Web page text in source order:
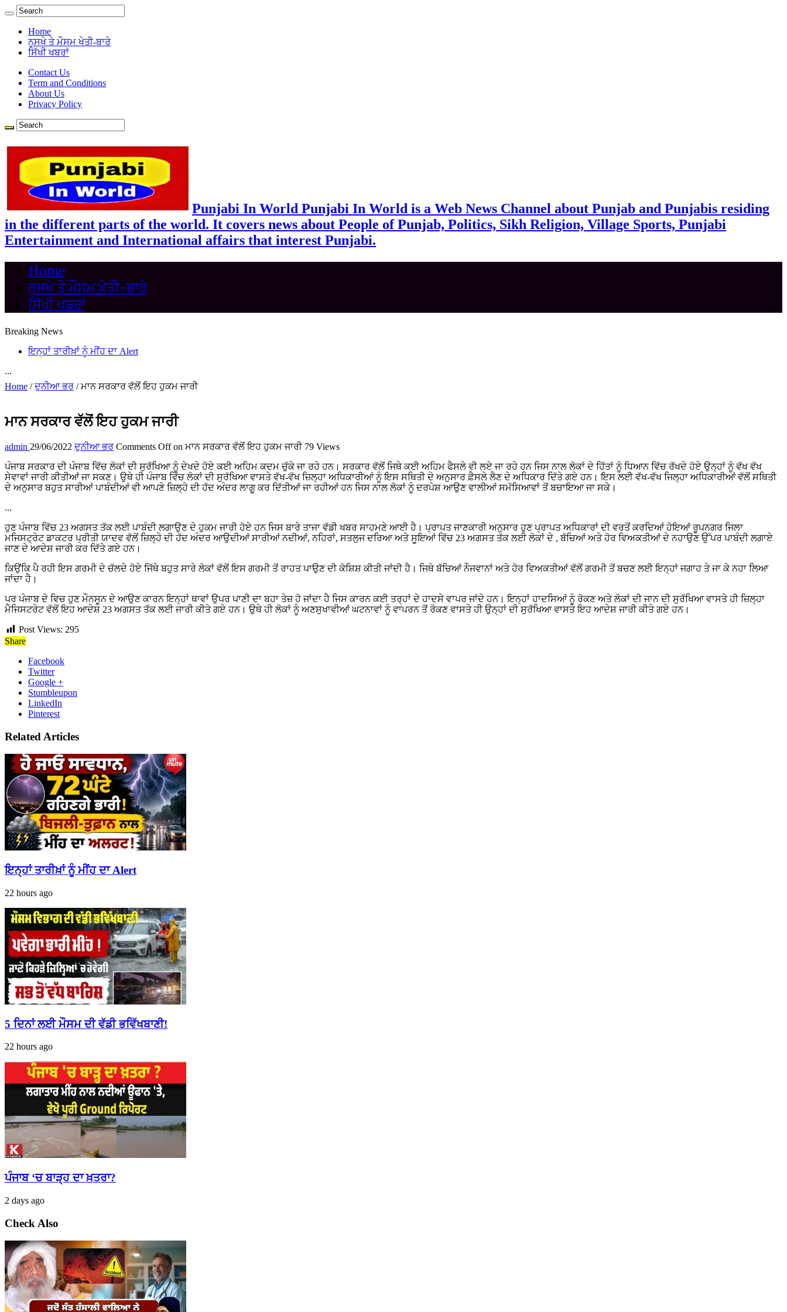
Home
ਨੁਸਖੇ ਤੇ ਮੌਸਮ ਖੇਤੀ-ਬਾਰੇ
ਸਿੱਖੀ ਖਬਰਾਂ
Contact Us
Term and Conditions
About Us
Privacy Policy
Punjabi In World Punjabi In World is a Web News Channel about Punjab and Punjabis residing
in the different parts of the world. It covers news about People of Punjab, Politics, Sikh Religion, Village Sports, Punjabi
Entertainment and International affairs that interest Punjabi.
Home
ਨੁਸਖੇ ਤੇ ਮੌਸਮ ਖੇਤੀ-ਬਾਰੇ
ਸਿੱਖੀ ਖਬਰਾਂ
Breaking News
ਇਨ੍ਹਾਂ ਤਾਰੀਖ਼ਾਂ ਨੂੰ ਮੀਂਹ ਦਾ Alert
...
Home / ਦੁਨੀਆ ਭਰ / ਮਾਨ ਸਰਕਾਰ ਵੱਲੋਂ ਇਹ ਹੁਕਮ ਜਾਰੀ
ਮਾਨ ਸਰਕਾਰ ਵੱਲੋਂ ਇਹ ਹੁਕਮ ਜਾਰੀ
admin 29/06/2022 ਦੁਨੀਆ ਭਰ Comments Offon ਮਾਨ ਸਰਕਾਰ ਵੱਲੋਂ ਇਹ ਹੁਕਮ ਜਾਰੀ 79 Views
ਪੰਜਾਬ ਸਰਕਾਰ ਦੀ ਪੰਜਾਬ ਵਿੱਚ ਲੋਕਾਂ ਦੀ ਸੁਰੱਖਿਆ ਨੂੰ ਦੇਖਦੇ ਹੋਏ ਕਈ ਅਹਿਮ ਕਦਮ ਚੁੱਕੇ ਜਾ ਰਹੇ ਹਨ। ਸਰਕਾਰ ਵੱਲੋਂ ਜਿਥੇ ਕਈ ਅਹਿਮ ਫੈਸਲੇ ਵੀ ਲਏ ਜਾ ਰਹੇ ਹਨ ਜਿਸ ਨਾਲ ਲੋਕਾਂ ਦੇ ਹਿੱਤਾਂ ਨੂੰ ਧਿਆਨ ਵਿੱਚ ਰੱਖਦੇ ਹੋਏ ਉਨ੍ਹਾਂ ਨੂੰ ਵੱਖ ਵੱਖ
ਸੇਵਾਵਾਂ ਜਾਰੀ ਕੀਤੀਆਂ ਜਾ ਸਕਣ। ਉਥੇ ਹੀ ਪੰਜਾਬ ਵਿੱਚ ਲੋਕਾਂ ਦੀ ਸੁਰੱਖਿਆ ਵਾਸਤੇ ਵੱਖ-ਵੱਖ ਜ਼ਿਲ੍ਹਾ ਅਧਿਕਾਰੀਆਂ ਨੂੰ ਇਸ ਸਥਿਤੀ ਦੇ ਅਨੁਸਾਰ ਫ਼ੈਸਲੇ ਲੈਣ ਦੇ ਅਧਿਕਾਰ ਦਿੱਤੇ ਗਏ ਹਨ। ਇਸ ਲਈ ਵੱਖ-ਵੱਖ ਜਿਲ੍ਹਾ ਅਧਿਕਾਰੀਆਂ ਵੱਲੋਂ ਸਥਿਤੀ
ਦੇ ਅਨੁਸਾਰ ਬਹੁਤ ਸਾਰੀਆਂ ਪਾਬੰਦੀਆਂ ਵੀ ਆਪਣੇ ਜ਼ਿਲ੍ਹੇ ਦੀ ਹੱਦ ਅੰਦਰ ਲਾਗੂ ਕਰ ਦਿੱਤੀਆਂ ਜਾ ਰਹੀਆਂ ਹਨ ਜਿਸ ਨਾਲ ਲੋਕਾਂ ਨੂੰ ਦਰਪੇਸ਼ ਆਉਣ ਵਾਲੀਆਂ ਸਮੱਸਿਆਵਾਂ ਤੋਂ ਬਚਾਇਆ ਜਾ ਸਕੇ।
...
ਹੁਣ ਪੰਜਾਬ ਵਿੱਚ 23 ਅਗਸਤ ਤੱਕ ਲਈ ਪਾਬੰਦੀ ਲਗਾਉਣ ਦੇ ਹੁਕਮ ਜਾਰੀ ਹੋਏ ਹਨ ਜਿਸ ਬਾਰੇ ਤਾਜਾ ਵੱਡੀ ਖਬਰ ਸਾਹਮਣੇ ਆਈ ਹੈ। ਪ੍ਰਾਪਤ ਜਾਣਕਾਰੀ ਅਨੁਸਾਰ ਹੁਣ ਪ੍ਰਾਪਤ ਅਧਿਕਾਰਾਂ ਦੀ ਵਰਤੋਂ ਕਰਦਿਆਂ ਹੋਇਆਂ ਰੂਪਨਗਰ ਜਿਲਾ
ਮਜਿਸਟ੍ਰੇਟ ਡਾਕਟਰ ਪ੍ਰੀਤੀ ਯਾਦਵ ਵੱਲੋਂ ਜ਼ਿਲ੍ਹੇ ਦੀ ਹੱਦ ਅੰਦਰ ਆਉਦੀਆਂ ਸਾਰੀਆਂ ਨਦੀਆਂ, ਨਹਿਰਾਂ, ਸਤਲੁਜ ਦਰਿਆ ਅਤੇ ਸੂਇਆਂ ਵਿੱਚ 23 ਅਗਸਤ ਤੱਕ ਲਈ ਲੋਕਾਂ ਦੇ , ਬੱਚਿਆਂ ਅਤੇ ਹੋਰ ਵਿਅਕਤੀਆਂ ਦੇ ਨਹਾਉਣ ਉੱਪਰ ਪਾਬੰਦੀ ਲਗਾਏ
ਜਾਣ ਦੇ ਆਦੇਸ਼ ਜਾਰੀ ਕਰ ਦਿੱਤੇ ਗਏ ਹਨ।
ਕਿਉਂਕਿ ਪੈ ਰਹੀ ਇਸ ਗਰਮੀ ਦੇ ਚੱਲਦੇ ਹੋਏ ਜਿੱਥੇ ਬਹੁਤ ਸਾਰੇ ਲੋਕਾਂ ਵੱਲੋਂ ਇਸ ਗਰਮੀ ਤੋਂ ਰਾਹਤ ਪਾਉਣ ਦੀ ਕੋਸ਼ਿਸ਼ ਕੀਤੀ ਜਾਂਦੀ ਹੈ। ਜਿਥੇ ਬੱਚਿਆਂ ਨੌਜਵਾਨਾਂ ਅਤੇ ਹੋਰ ਵਿਅਕਤੀਆਂ ਵੱਲੋਂ ਗਰਮੀ ਤੋਂ ਬਚਣ ਲਈ ਇਨ੍ਹਾਂ ਜਗਾਹ ਤੇ ਜਾ ਕੇ ਨਹਾ ਲਿਆ
ਜਾਂਦਾ ਹੈ।
ਪਰ ਪੰਜਾਬ ਦੇ ਵਿਚ ਹੁਣ ਮੌਨਸੂਨ ਦੇ ਆਉਣ ਕਾਰਨ ਇਨ੍ਹਾਂ ਥਾਵਾਂ ਉਪਰ ਪਾਣੀ ਦਾ ਬਹਾ ਤੇਜ਼ ਹੋ ਜਾਂਦਾ ਹੈ ਜਿਸ ਕਾਰਨ ਕਈ ਤਰ੍ਹਾਂ ਦੇ ਹਾਦਸੇ ਵਾਪਰ ਜਾਂਦੇ ਹਨ। ਇਨ੍ਹਾਂ ਹਾਦਸਿਆਂ ਨੂੰ ਰੋਕਣ ਅਤੇ ਲੋਕਾਂ ਦੀ ਜਾਨ ਦੀ ਸੁਰੱਖਿਆ ਵਾਸਤੇ ਹੀ ਜ਼ਿਲ੍ਹਾ
ਮੈਜਿਸਟਰੇਟ ਵੱਲੋਂ ਇਹ ਆਦੇਸ਼ 23 ਅਗਸਤ ਤੱਕ ਲਈ ਜਾਰੀ ਕੀਤੇ ਗਏ ਹਨ। ਉਥੇ ਹੀ ਲੋਕਾਂ ਨੂੰ ਅਣਸੁਖਾਵੀਆਂ ਘਟਨਾਵਾਂ ਨੂੰ ਵਾਪਰਨ ਤੋਂ ਰੋਕਣ ਵਾਸਤੇ ਹੀ ਉਨ੍ਹਾਂ ਦੀ ਸੁਰੱਖਿਆ ਵਾਸਤੇ ਇਹ ਆਦੇਸ਼ ਜਾਰੀ ਕੀਤੇ ਗਏ ਹਨ।
Post Views: 295
Share
Facebook
Twitter
Google +
Stumbleupon
LinkedIn
Pinterest
Related Articles
ਇਨ੍ਹਾਂ ਤਾਰੀਖ਼ਾਂ ਨੂੰ ਮੀਂਹ ਦਾ Alert
22 hours ago
5 ਦਿਨਾਂ ਲਈ ਮੌਸਮ ਦੀ ਵੱਡੀ ਭਵਿੱਖਬਾਣੀ!
22 hours ago
ਪੰਜਾਬ ‘ਚ ਬਾੜ੍ਹ ਦਾ ਖ਼ਤਰਾ?
2 days ago
Check Also